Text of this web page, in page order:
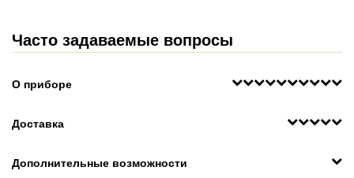
Часто задаваемые вопросы
О приборе
Доставка
Дополнительные возможности